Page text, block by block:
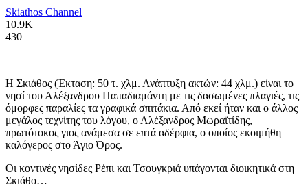
Skiathos Channel
10.9K
430
Η Σκιάθος (Έκταση: 50 τ. χλμ. Ανάπτυξη ακτών: 44 χλμ.) είναι το
νησί του Αλέξανδρου Παπαδιαμάντη με τις δασωμένες πλαγιές, τις
όμορφες παραλίες τα γραφικά σπιτάκια. Από εκεί ήταν και ο άλλος
μεγάλος τεχνίτης του λόγου, ο Αλέξανδρος Μωραϊτίδης,
πρωτότοκος γιος ανάμεσα σε επτά αδέρφια, ο οποίος εκοιμήθη
καλόγερος στο Άγιο Όρος.
Οι κοντινές νησίδες Ρέπι και Τσουγκριά υπάγονται διοικητικά στη
Σκιάθο…